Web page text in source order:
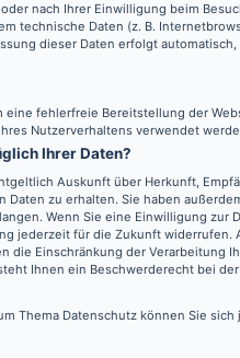
nach Ihrer Einwilligung beim
technische Daten (z. B.
dieser Daten erfolgt
eine fehlerfreie Bereitstellung der
Nutzerverhaltens verwendet
Ihrer Daten?
Auskunft über Herkunft,
zu erhalten. Sie haben
Wenn Sie eine Einwilligung zur
jederzeit für die Zukunft widerrufen.
die Einschränkung der Verarbeitung
Ihnen ein Beschwerderecht bei
Thema Datenschutz können Sie